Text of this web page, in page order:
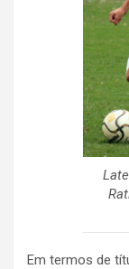
Em termos de